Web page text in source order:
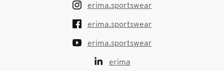
erima.sportswear
erima.sportswear
erima.sportswear
erima